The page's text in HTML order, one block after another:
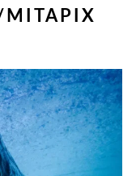
MITAPIX